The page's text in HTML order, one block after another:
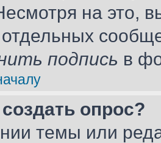
на это,
отдельных
подпись в
опрос?
темы или